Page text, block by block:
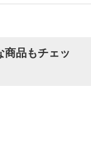
商品もチェッ